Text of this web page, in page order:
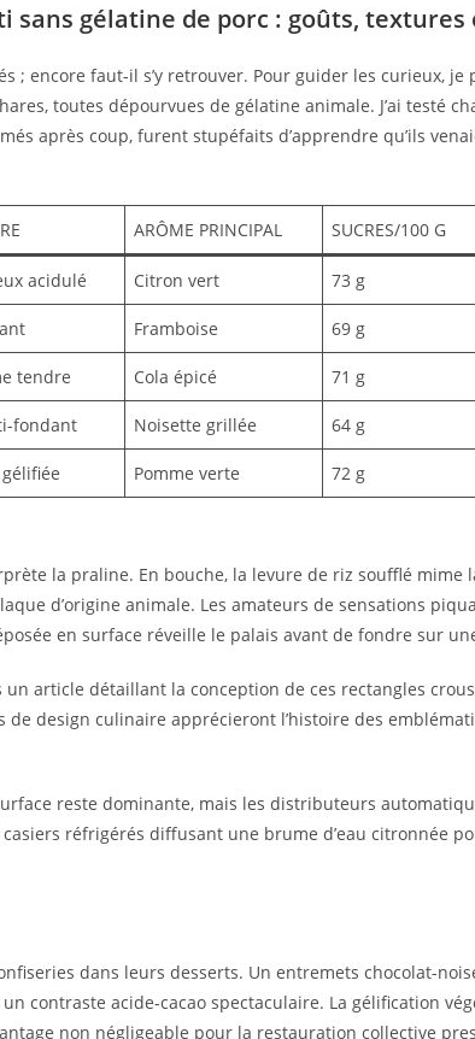
sans gélatine de porc : goûts,
; encore faut-il s’y retrouver. Pour guider les curieux, je
toutes dépourvues de gélatine animale. J’ai testé
après coup, furent stupéfaits d’apprendre qu’ils
ARÔME PRINCIPAL SUCRES/100 G
acidulé Citron vert 73 g
Framboise 69 g
tendre Cola épicé 71 g
fondant Noisette grillée 64 g
Pomme verte 72 g
la praline. En bouche, la levure de riz soufflé mime
d’origine animale. Les amateurs de sensations
en surface réveille le palais avant de fondre sur
article détaillant la conception de ces rectangles
de design culinaire apprécieront l’histoire des
reste dominante, mais les distributeurs
réfrigérés diffusant une brume d’eau citronnée
dans leurs desserts. Un entremets chocolat-
contraste acide-cacao spectaculaire. La gélification
non négligeable pour la restauration collective